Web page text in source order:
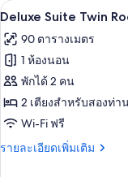
included)
Deluxe
Double
Room
(Cimer
&
Wonderbox
included)
เปิด
ภาพถ่าย
ทั้งหมด
ของ
Deluxe
Suite
Room
4
Deluxe Suite Twin
90 ตารางเมตร
1 ห้องนอน
พักได้ 2 คน
2 เตียงสำหรับสองท่า
Wi-Fi ฟรี
รายละเอียดเพิ่มเติม
ราย